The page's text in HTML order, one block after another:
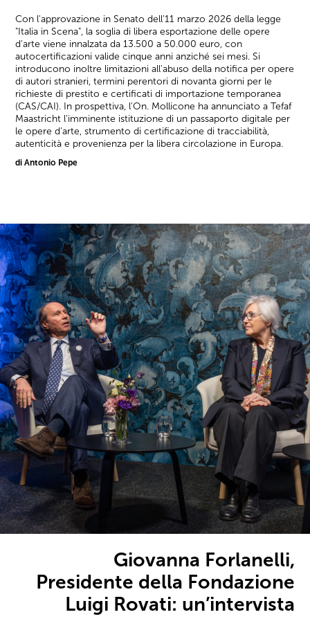
Con l'approvazione in Senato dell'11 marzo 2026 della legge
"Italia in Scena", la soglia di libera esportazione delle opere
d'arte viene innalzata da 13.500 a 50.000 euro, con
autocertificazioni valide cinque anni anziché sei mesi. Si
introducono inoltre limitazioni all'abuso della notifica per opere
di autori stranieri, termini perentori di novanta giorni per le
richieste di prestito e certificati di importazione temporanea
(CAS/CAI). In prospettiva, l'On. Mollicone ha annunciato a Tefaf
Maastricht l'imminente istituzione di un passaporto digitale per
le opere d'arte, strumento di certificazione di tracciabilità,
autenticità e provenienza per la libera circolazione in Europa.
di Antonio Pepe
Giovanna Forlanelli,
Presidente della Fondazione
Luigi Rovati: un’intervista